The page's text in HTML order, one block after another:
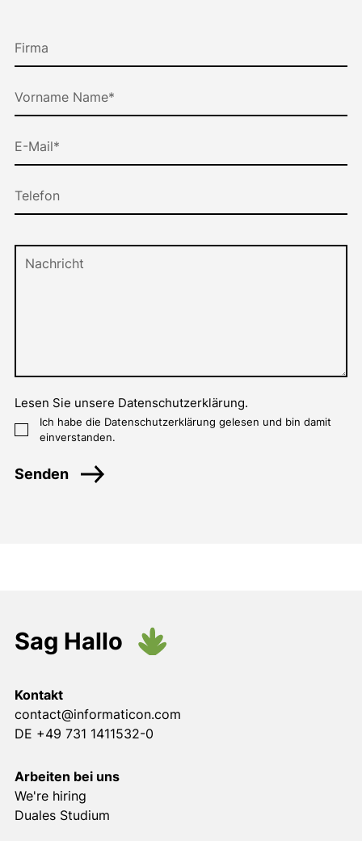
Lesen Sie unsere Datenschutzerklärung.
Ich habe die Datenschutzerklärung gelesen und bin damit
einverstanden.
Sag Hallo
Kontakt
contact@informaticon.com
DE +49 731 1411532-0
Arbeiten bei uns
We're hiring
Duales Studium